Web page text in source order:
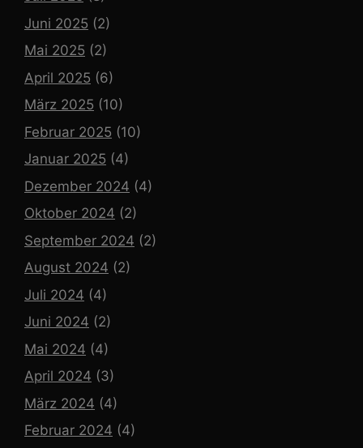
Juni 2025 (2)
Mai 2025 (2)
April 2025 (6)
März 2025 (10)
Februar 2025 (10)
Januar 2025 (4)
Dezember 2024 (4)
Oktober 2024 (2)
September 2024 (2)
August 2024 (2)
Juli 2024 (4)
Juni 2024 (2)
Mai 2024 (4)
April 2024 (3)
März 2024 (4)
Februar 2024 (4)